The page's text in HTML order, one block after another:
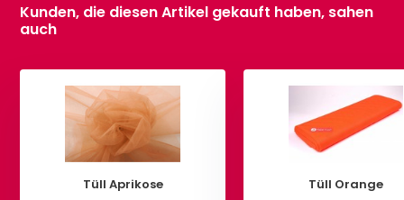
Kunden, die diesen Artikel gekauft haben, sahen
auch
Tüll Aprikose Tüll Orange